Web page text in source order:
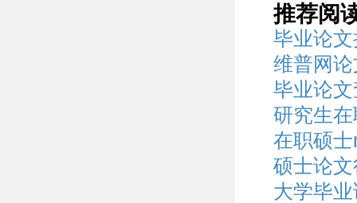
推荐阅
毕业论
维普网
毕业论
研究生
在职硕
硕士论
大学毕